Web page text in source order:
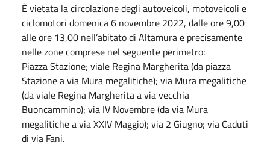
È vietata la circolazione degli autoveicoli, motoveicoli e
ciclomotori domenica 6 novembre 2022, dalle ore 9,00
alle ore 13,00 nell’abitato di Altamura e precisamente
nelle zone comprese nel seguente perimetro:
Piazza Stazione; viale Regina Margherita (da piazza
Stazione a via Mura megalitiche); via Mura megalitiche
(da viale Regina Margherita a via vecchia
Buoncammino); via IV Novembre (da via Mura
megalitiche a via XXIV Maggio); via 2 Giugno; via Caduti
di via Fani.